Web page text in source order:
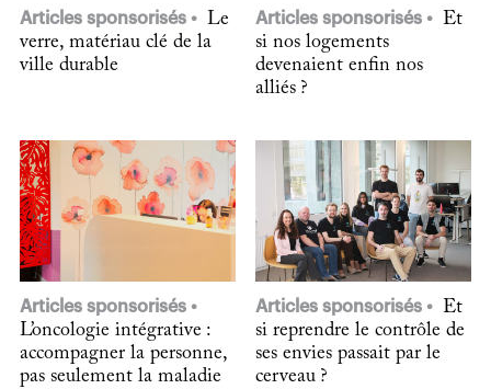
Articles sponsorisés
Le
verre, matériau clé de la
ville durable
Articles sponsorisés
Et
si nos logements
devenaient enfin nos
alliés ?
Articles sponsorisés
L’oncologie intégrative :
accompagner la personne,
pas seulement la maladie
Articles sponsorisés
Et
si reprendre le contrôle de
ses envies passait par le
cerveau ?